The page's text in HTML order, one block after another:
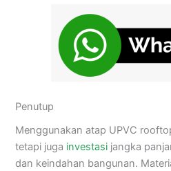
Penutup
Menggunakan atap UPVC
tetapi juga investasi jangka
dan keindahan bangunan.